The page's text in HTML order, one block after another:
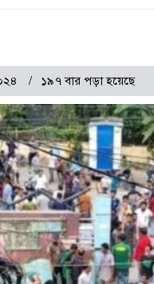
১৯৭ বার পড়া হয়েছে